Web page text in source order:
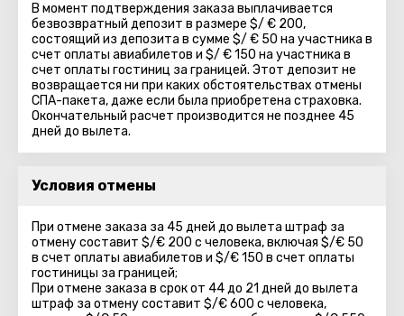
В момент подтверждения заказа выплачивается
безвозвратный депозит в размере $/ € 200,
состоящий из депозита в сумме $/ € 50 на участника в
счет оплаты авиабилетов и $/ € 150 на участника в
счет оплаты гостиниц за границей. Этот депозит не
возвращается ни при каких обстоятельствах отмены
СПА-пакета, даже если была приобретена страховка.
Окончательный расчет производится не позднее 45
дней до вылета.
Условия отмены
При отмене заказа за 45 дней до вылета штраф за
отмену составит $/€ 200 с человека, включая $/€ 50
в счет оплаты авиабилетов и $/€ 150 в счет оплаты
гостиницы за границей;
При отмене заказа в срок от 44 до 21 дней до вылета
штраф за отмену составит $/€ 600 с человека,